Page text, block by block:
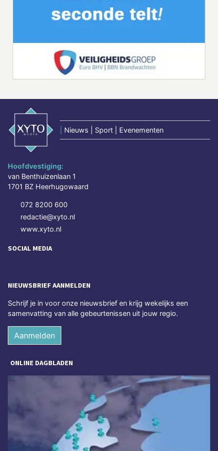
Nieuws | Sport | Evenementen
Hoofdvestiging:
van Benthuizenlaan 1
1701 BZ Heerhugowaard
072 8200 600
redactie@xyto.nl
www.xyto.nl
SOCIAL MEDIA
NIEUWSBRIEF AANMELDEN
Schrijf je in voor onze nieuwsbrief en krijg wekelijks een
samenvatting van alle gebeurtenissen uit jouw regio.
Aanmelden
ONLINE DAGBLADEN